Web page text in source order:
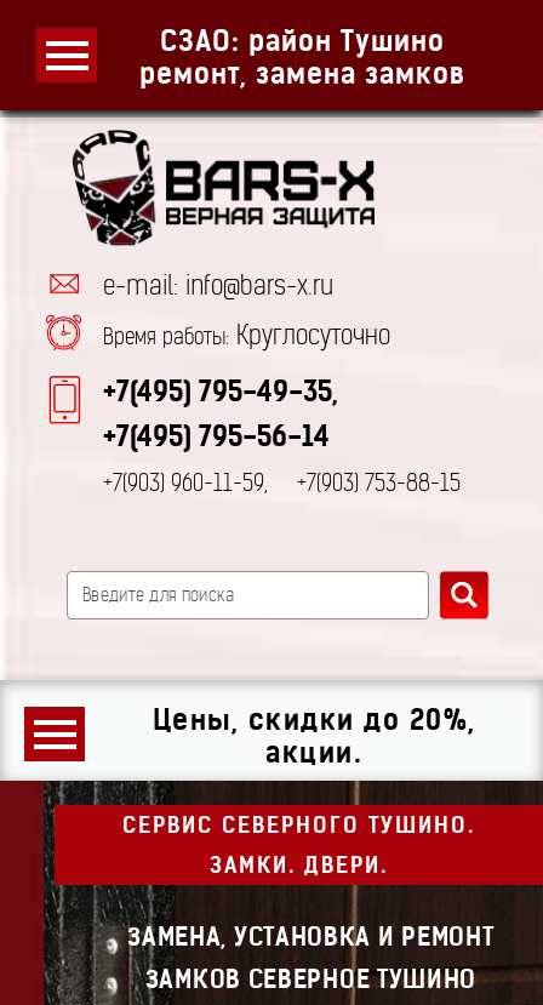
СЗАО: район Тушино
ремонт, замена замков
e-mail: info@bars-x.ru
Время работы: Круглосуточно
+7(495) 795-49-35,
+7(495) 795-56-14
+7(903) 960-11-59, +7(903) 753-88-15
Цены, скидки до 20%,
акции.
СЕРВИС СЕВЕРНОГО ТУШИНО.
ЗАМКИ. ДВЕРИ.
ЗАМЕНА, УСТАНОВКА И РЕМОНТ
ЗАМКОВ СЕВЕРНОЕ ТУШИНО